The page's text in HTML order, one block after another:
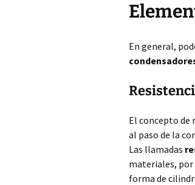
En general,
El concepto de
al paso de la
Las llamadas
materiales, por
forma de